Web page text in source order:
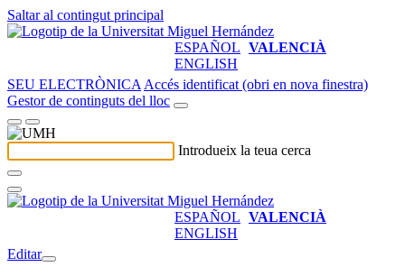
Saltar al contingut principal
ESPAÑOL VALENCIÀ
ENGLISH
SEU ELECTRÒNICA Accés identificat (obri en nova finestra)
Gestor de continguts del lloc
Introdueix la teua cerca
ESPAÑOL VALENCIÀ
ENGLISH
Editar